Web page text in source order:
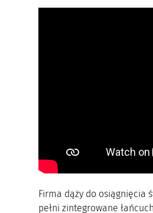
Firma dąży do osiągnięcia
pełni zintegrowane